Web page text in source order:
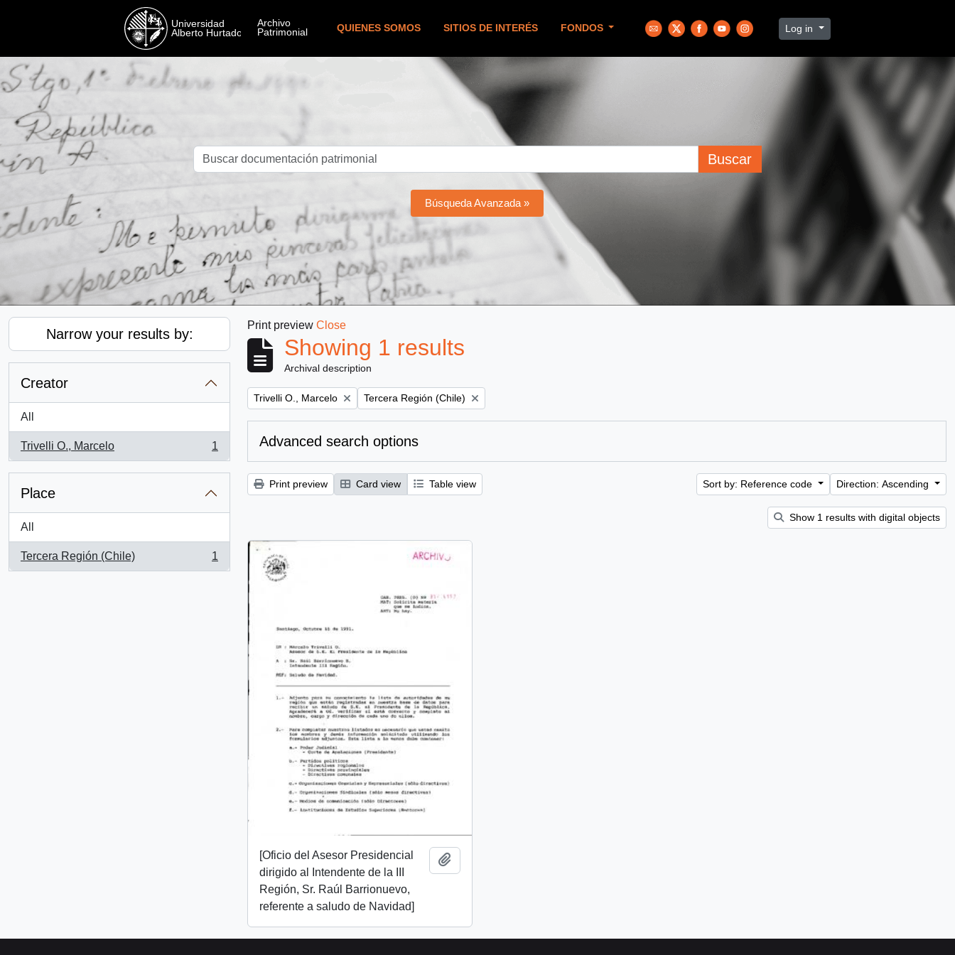
QUIENES SOMOS SITIOS DE INTERÉS FONDOS Log in
Buscar
Búsqueda Avanzada »
Narrow your results by:
Creator
All
Trivelli O., Marcelo
, 1 results
1
Place
All
Tercera Región (Chile)
, 1 results
1
Print preview Close
Showing 1 results
Archival description
Remove filter:
Trivelli O., Marcelo Remove filter:
Tercera Región (Chile)
Advanced search options
Print preview Card view Table view Sort by: Reference code Direction: Ascending
Show 1 results with digital objects
[Oficio del Asesor Presidencial
dirigido al Intendente de la III
Región, Sr. Raúl Barrionuevo,
referente a saludo de Navidad]